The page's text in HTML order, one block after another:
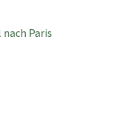
nach Paris